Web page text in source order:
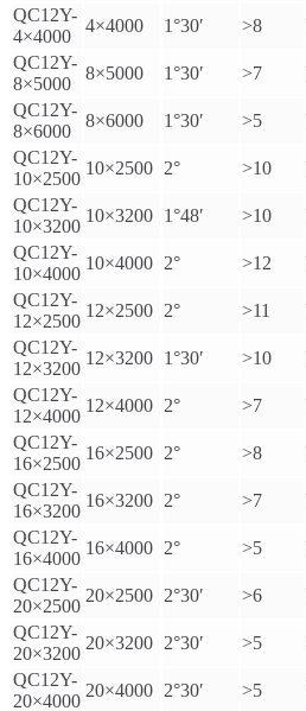
QC12Y-
4×4000
4×4000 1°30′ >8
QC12Y-
8×5000
8×5000 1°30′ >7
QC12Y-
8×6000
8×6000 1°30′ >5
QC12Y-
10×2500
10×2500 2° >10
QC12Y-
10×3200
10×3200 1°48′ >10
QC12Y-
10×4000
10×4000 2° >12
QC12Y-
12×2500
12×2500 2° >11
QC12Y-
12×3200
12×3200 1°30′ >10
QC12Y-
12×4000
12×4000 2° >7
QC12Y-
16×2500
16×2500 2° >8
QC12Y-
16×3200
16×3200 2° >7
QC12Y-
16×4000
16×4000 2° >5
QC12Y-
20×2500
20×2500 2°30′ >6
QC12Y-
20×3200
20×3200 2°30′ >5
QC12Y-
20×4000
20×4000 2°30′ >5